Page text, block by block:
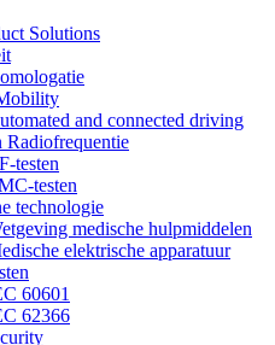
Solutions
and connected driving
Radiofrequentie
testen
testen
technologie
medische hulpmiddelen
elektrische apparatuur
60601
62366